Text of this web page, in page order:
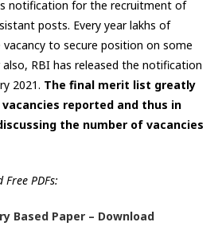
notification for the recruitment of
posts. Every year lakhs of
to secure position on some
RBI has released the notification
2021. The final merit list greatly
reported and thus in
the number of vacancies
PDFs:
Based Paper – Download